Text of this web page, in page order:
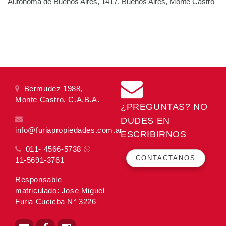
Bermudez 1988,
Monte Castro, C.A.B.A.
info@furiapropiedades.com.ar
011- 4566-5738
11-5691-3761
Responsable
matriculado: Jose Miguel
Furia Cucicba N° 3226
¿PREGUNTAS? NO
DUDES EN
ESCRIBIRNOS
CONTACTANOS